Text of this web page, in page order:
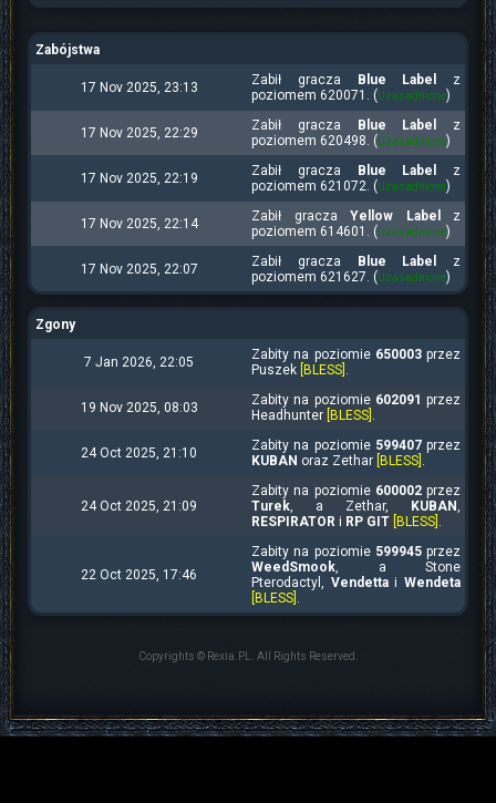
Zabójstwa
17 Nov 2025, 23:13 Zabił gracza Blue Label
z
poziomem 620071. ( Uzasadnione)
17 Nov 2025, 22:29 Zabił gracza Blue Label
z
poziomem 620498. ( Uzasadnione)
17 Nov 2025, 22:19 Zabił gracza Blue Label
z
poziomem 621072. ( Uzasadnione)
17 Nov 2025, 22:14 Zabił gracza Yellow Label
z
poziomem 614601. ( Uzasadnione)
17 Nov 2025, 22:07 Zabił gracza Blue Label
z
poziomem 621627. ( Uzasadnione)
Zgony
7 Jan 2026, 22:05 Zabity na poziomie 650003przez
Puszek [BLESS] .
19 Nov 2025, 08:03 Zabity na poziomie 602091 przez
Headhunter [BLESS] .
24 Oct 2025, 21:10 Zabity na poziomie 599407przez
KUBAN oraz Zethar [BLESS] .
24 Oct 2025, 21:09
Zabity na poziomie 600002przez
Turek, a Zethar, KUBAN,
RESPIRATOR i RP GIT [BLESS] .
22 Oct 2025, 17:46
Zabity na poziomie 599945przez
WeedSmook, a Stone
Pterodactyl, VendettaiWendeta
[BLESS] .
Copyrights © Rexia.PL. All Rights Reserved.